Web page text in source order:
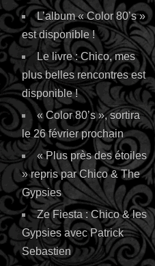
L’album « Color 80’s »
est disponible !
Le livre : Chico, mes
plus belles rencontres est
disponible !
« Color 80’s », sortira
le 26 février prochain
« Plus près des étoiles
» repris par Chico & The
Gypsies
Ze Fiesta : Chico & les
Gypsies avec Patrick
Sebastien